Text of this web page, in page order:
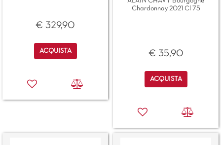
€ 329,90
Quantità
ACQUISTA
Chardonnay 2021 Cl 75
€ 35,90
Quantità
ACQUISTA